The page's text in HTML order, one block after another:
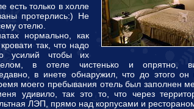
есть только в холле
протерлись:) Не
отелю.
нормально, как
так, что надо
усилий чтобы их
в отеле чистенько и опрятно,
в инете обнаружил, что до этого он
моего пребывания отель был заполнен
удивило, так это то, что через
ЛЭП, прямо над корпусами и